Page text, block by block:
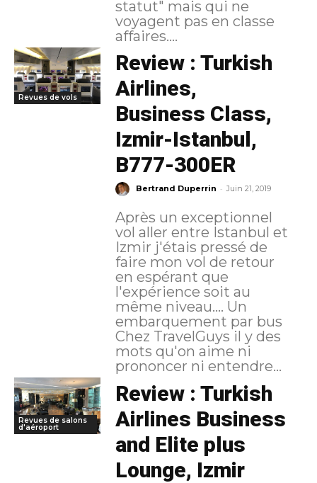
statut" mais qui ne
voyagent pas en classe
affaires....
Revues de vols
Review : Turkish
Airlines,
Business Class,
Izmir-Istanbul,
B777-300ER
Bertrand Duperrin - Juin 21, 2019
Après un exceptionnel
vol aller entre Istanbul et
Izmir j'étais pressé de
faire mon vol de retour
en espérant que
l'expérience soit au
même niveau.... Un
embarquement par bus
Chez TravelGuys il y des
mots qu'on aime ni
prononcer ni entendre...
Revues de salons
d'aéroport
Review : Turkish
Airlines Business
and Elite plus
Lounge, Izmir